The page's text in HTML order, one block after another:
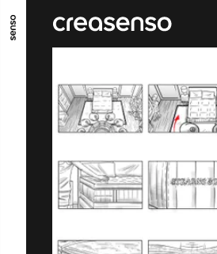
ALLER AU CONTENU PRINCIPAL
ALLER EN BAS DE PAGE